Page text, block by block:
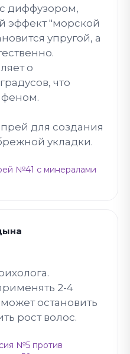
диффузором,
эффект "морской
упругой, а
о
что
феном.
для создания
укладки.
№41 с минералами
2-4
остановить
рост волос.
№5 против